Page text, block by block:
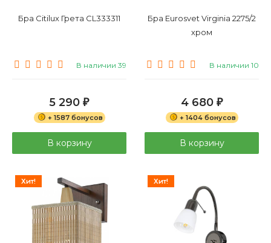
Бра Citilux Грета CL333311
В наличии 39
5 290 ₽
+ 1587 бонусов
В корзину
Бра Eurosvet Virginia 2275/2
хром
В наличии 10
4 680 ₽
+ 1404 бонусов
В корзину
Хит! Хит!